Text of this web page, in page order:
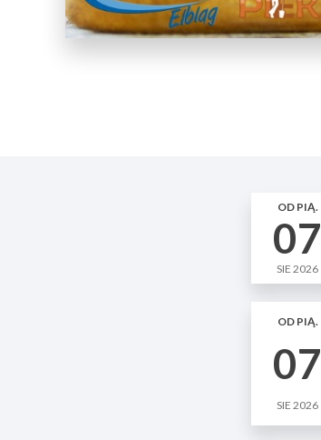
OD PIĄ.
07
SIE 2026
OD PIĄ.
07
SIE 2026